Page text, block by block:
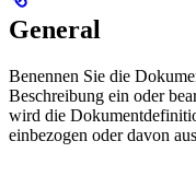
General
Benennen Sie die
Beschreibung ein oder
wird die
einbezogen oder davon